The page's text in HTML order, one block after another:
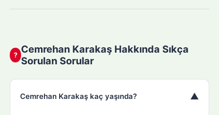
? Cemrehan Karakaş Hakkında Sıkça
Sorulan Sorular
Cemrehan Karakaş kaç yaşında? ▼